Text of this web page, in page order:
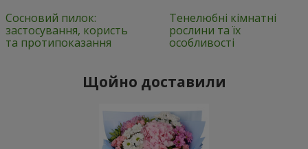
Сосновий пилок:
застосування, користь
та протипоказання
Тенелюбні кімнатні
рослини та їх
особливості
Щойно доставили